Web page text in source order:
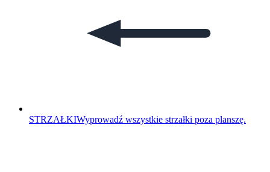
STRZAŁKIWyprowadź wszystkie strzałki poza planszę.